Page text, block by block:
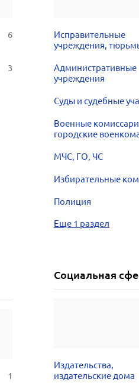
6
3
Исправительные
учреждения,
Административные
учреждения
Суды и судебные
Военные
городские
МЧС, ГО, ЧС
Избирательные
Полиция
Еще 1 раздел
1
Социальная
Издательства,
издательские дома